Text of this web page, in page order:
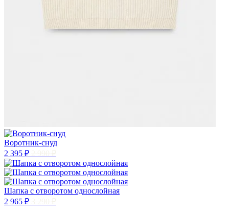
Воротник-снуд
2 395 ₽
Шапка с отворотом однослойная
2 965 ₽